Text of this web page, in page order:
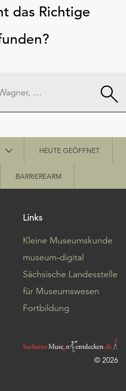
das Richtige
HEUTE GEÖFFNET
BARRIEREARM
Links
Kleine Museumskunde
museum-digital
Sächsische Landesstelle
für Museumswesen
Fortbildung
© 2026